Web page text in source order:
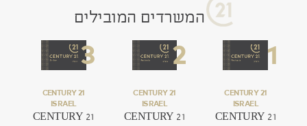
המשרדים המובילים
CENTURY 21
ISRAEL
CENTURY 21
CENTURY 21
ISRAEL
CENTURY 21
CENTURY 21
ISRAEL
CENTURY 21